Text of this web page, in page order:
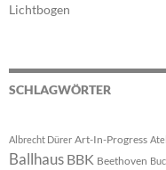
Lichtbogen
SCHLAGWÖRTER
Albrecht Dürer Art-In-Progress
Ballhaus BBK Beethoven